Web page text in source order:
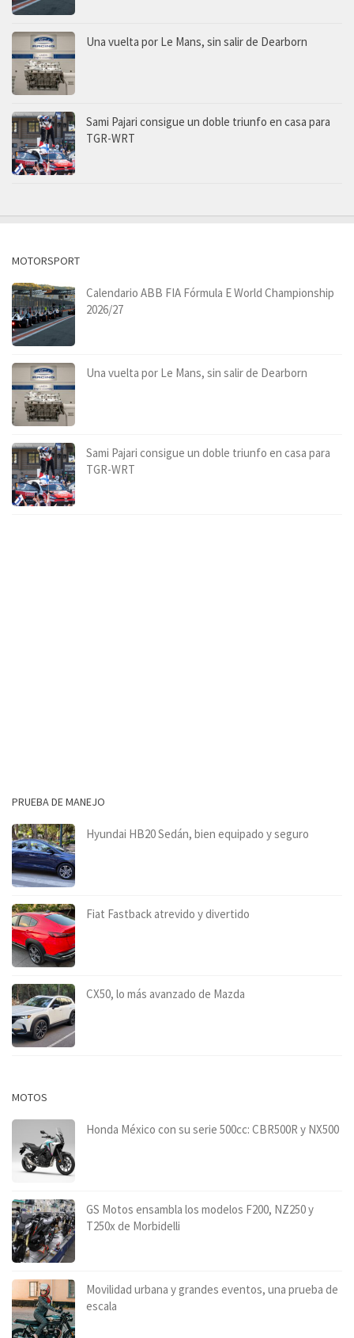
Una vuelta por Le Mans, sin salir de Dearborn
Sami Pajari consigue un doble triunfo en casa para
TGR-WRT
MOTORSPORT
Calendario ABB FIA Fórmula E World Championship
2026/27
Una vuelta por Le Mans, sin salir de Dearborn
Sami Pajari consigue un doble triunfo en casa para
TGR-WRT
PRUEBA DE MANEJO
Hyundai HB20 Sedán, bien equipado y seguro
Fiat Fastback atrevido y divertido
CX50, lo más avanzado de Mazda
MOTOS
Honda México con su serie 500cc: CBR500R y NX500
GS Motos ensambla los modelos F200, NZ250 y
T250x de Morbidelli
Movilidad urbana y grandes eventos, una prueba de
escala